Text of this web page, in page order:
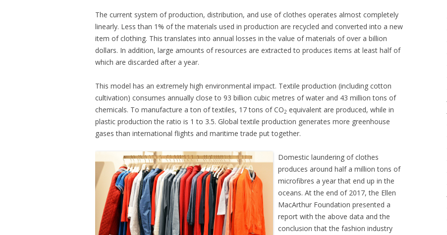
The current system of production, distribution, and use of clothes operates almost completely
linearly. Less than 1% of the materials used in production are recycled and converted into a new
item of clothing. This translates into annual losses in the value of materials of over a billion
dollars. In addition, large amounts of resources are extracted to produces items at least half of
which are discarded after a year.
This model has an extremely high environmental impact. Textile production (including cotton
cultivation) consumes annually close to 93 billion cubic metres of water and 43 million tons of
chemicals. To manufacture a ton of textiles, 17 tons of CO2 equivalent are produced, while in
plastic production the ratio is 1 to 3.5. Global textile production generates more greenhouse
gases than international flights and maritime trade put together.
Domestic laundering of clothes
produces around half a million tons of
microfibres a year that end up in the
oceans. At the end of 2017, the Ellen
MacArthur Foundation presented a
report with the above data and the
conclusion that the fashion industry